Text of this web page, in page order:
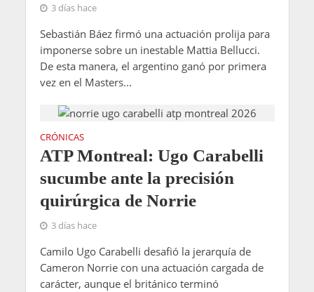
3 días hace
Sebastián Báez firmó una actuación prolija para
imponerse sobre un inestable Mattia Bellucci.
De esta manera, el argentino ganó por primera
vez en el Masters...
CRÓNICAS
ATP Montreal: Ugo Carabelli
sucumbe ante la precisión
quirúrgica de Norrie
3 días hace
Camilo Ugo Carabelli desafió la jerarquía de
Cameron Norrie con una actuación cargada de
carácter, aunque el británico terminó